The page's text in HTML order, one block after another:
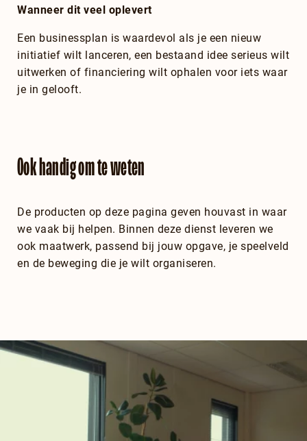
Wanneer dit veel oplevert
Een businessplan is waardevol als je een nieuw
initiatief wilt lanceren, een bestaand idee serieus wilt
uitwerken of financiering wilt ophalen voor iets waar
je in gelooft.
Ook handig om te weten
De producten op deze pagina geven houvast in waar
we vaak bij helpen. Binnen deze dienst leveren we
ook maatwerk, passend bij jouw opgave, je speelveld
en de beweging die je wilt organiseren.